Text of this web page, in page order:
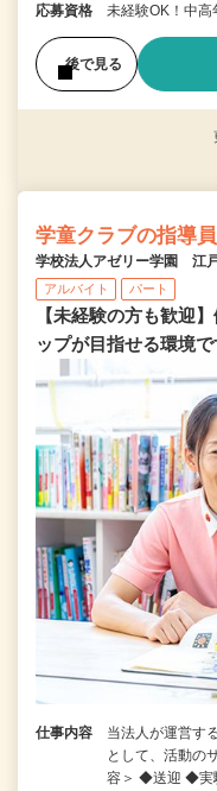
応募資格 未経験OK！中高
後で見る
学童クラブの指導員
学校法人アゼリー学園 江
アルバイト パート
【未経験の方も歓迎
ップが目指せる環境
仕事内容
当法人が運営す
として、活動の
容＞ ◆送迎 ◆実